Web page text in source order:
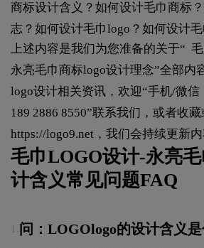
商标设计含义？如何设计毛巾商标
志？如何设计毛巾logo？如何设计毛
上述内容是我们为您准备的关于“
永亮毛巾商标logo设计理念”全部内
logo设计相关资讯，欢迎“手机/微信
189 2886 8550”联系我们，或者收
https://logo9.net ，我们会持续更新内
毛巾LOGO设计-永亮
计含义常见问题FAQ
问：LOGOlogo的设计含义是